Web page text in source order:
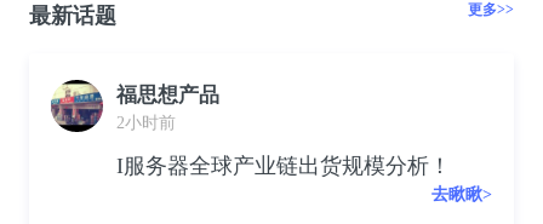
最新话题 更多>>
福思想产品
2小时前
I服务器全球产业链出货规模分析！
去瞅瞅>